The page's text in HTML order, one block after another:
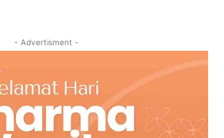
- Advertisment -